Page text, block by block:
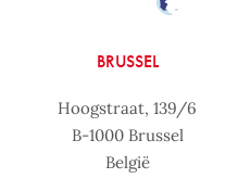
BRUSSEL
Hoogstraat, 139/6
B-1000 Brussel
België